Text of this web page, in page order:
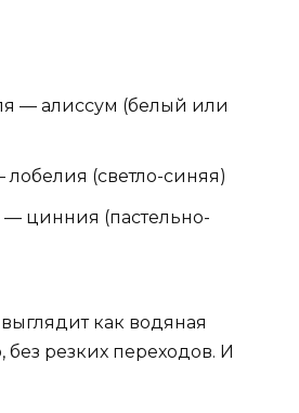
— алиссум (белый или
(светло-синяя)
цинния (пастельно-
выглядит как водяная
резких переходов. И